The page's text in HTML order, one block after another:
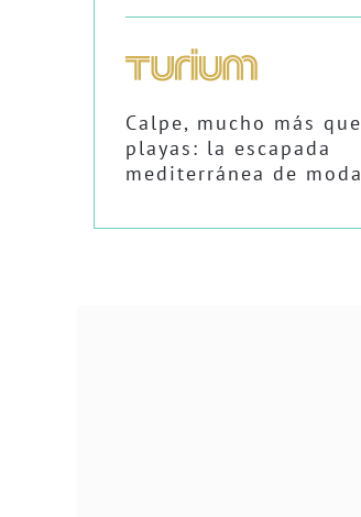
Calpe, mucho más que
playas: la escapada
mediterránea de moda